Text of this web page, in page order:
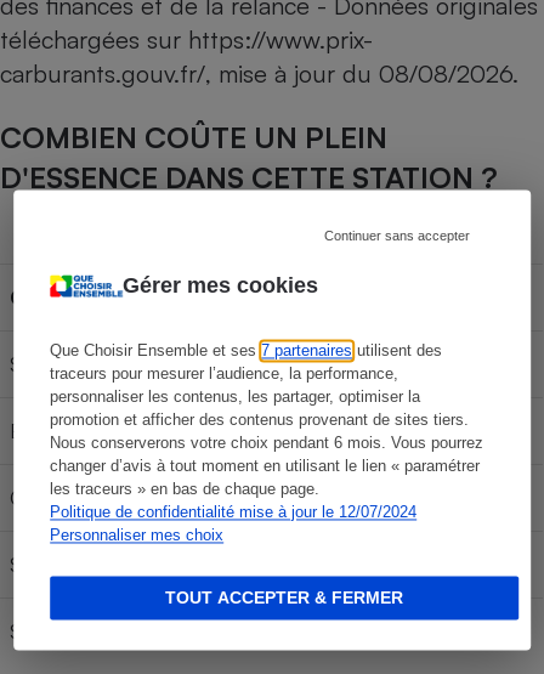
Gérer mes cookies
Que Choisir Ensemble et ses7 partenaires utilisent des
traceurs pour mesurer l’audience, la performance,
personnaliser les contenus, les partager, optimiser la
promotion et afficher des contenus provenant de sites tiers.
Nous conserverons votre choix pendant 6 mois. Vous pourrez
changer d’avis à tout moment en utilisant le lien « paramétrer
les traceurs » en bas de chaque page.
Politique de confidentialité mise à jour le 12/07/2024
Personnaliser mes choix
Continuer sans accepter
TOUT ACCEPTER & FERMER
téléchargées sur https://www.prix-
carburants.gouv.fr/, mise à jour du 08/08/2026.
COMBIEN COÛTE UN PLEIN
D'ESSENCE DANS CETTE STATION ?
Capacité du réservoir
Carburant 30L 50L
SP 95-E10 58,62 € 97,70 € 136,78 €
E85 24,84 € 41,40 € 57,96 €
Gazole 63,87 € 106,45 €
SP95
SP 98